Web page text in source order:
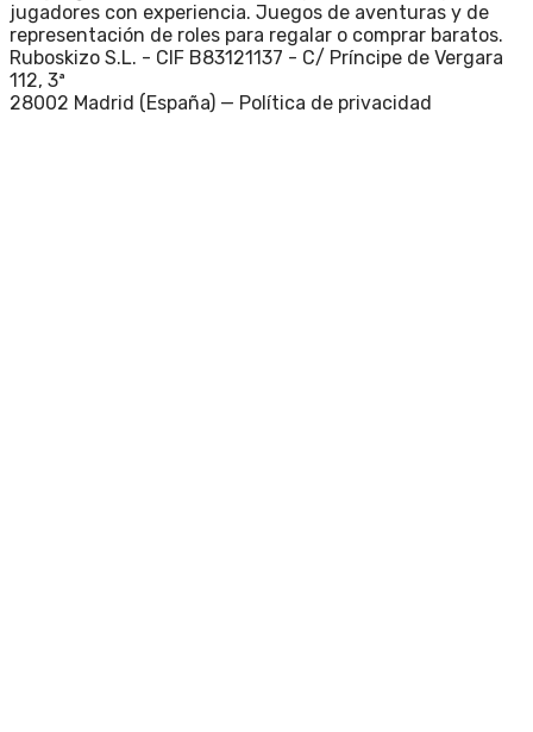
jugadores con experiencia. Juegos de aventuras y de
representación de roles para regalar o comprar baratos.
Ruboskizo S.L. - CIF B83121137 - C/ Príncipe de Vergara
112, 3ª
28002 Madrid (España) — Política de privacidad